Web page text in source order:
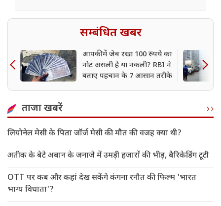
सम्बंधित खबर
आपकी में जेब रखा 100 रुपये का
नोट असली है या नकली? RBI ने
बताए पहचान के 7 आसान तरीके
ताजा खबरें
लियोनेल मेसी के पिता जॉर्ज मेसी की मौत की वजह क्या थी?
अतीक के बेटे अबान के जनाजे में उमड़ी हजारों की भीड़, बैरिकेडिंग टूटी
OTT पर कब और कहां देख सकेंगे कंगना रनौत की फिल्म 'भारत
भाग्य विधाता'?